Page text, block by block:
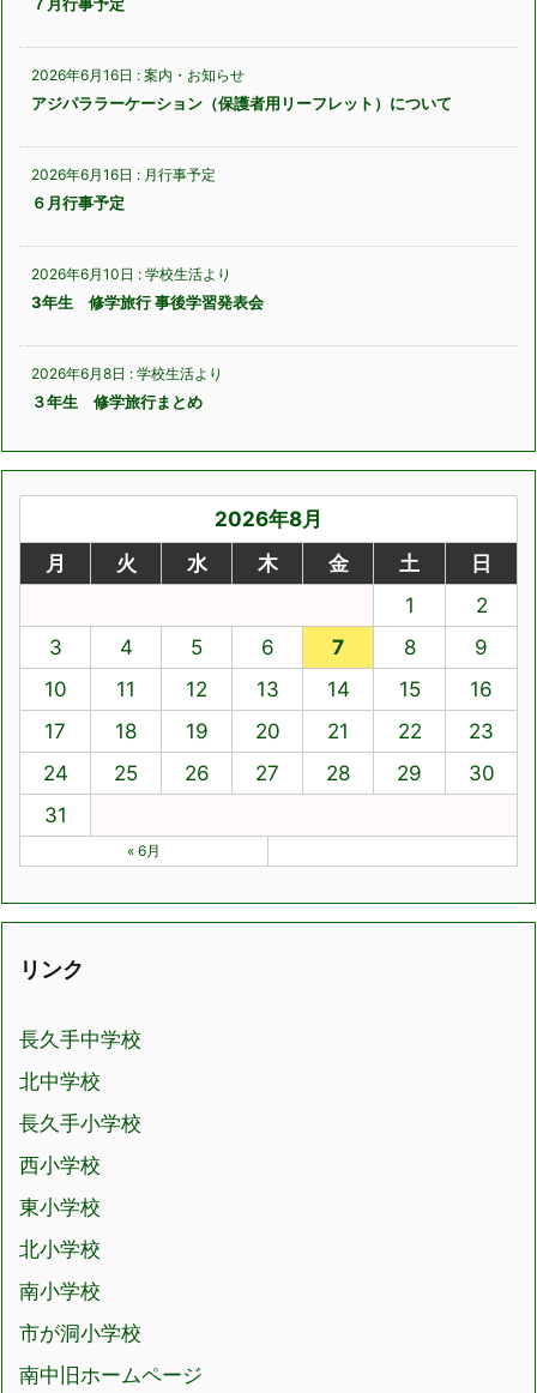
2026年6月16日 : 案内・お知らせ
アジパララーケーション（保護者用リーフレット）について
2026年6月16日 : 月行事予定
６月行事予定
2026年6月10日 : 学校生活より
3年生 修学旅行 事後学習発表会
2026年6月8日 : 学校生活より
３年生 修学旅行まとめ
2026年8月
月
火 水 木 金 土
日
1
2
3
4 5 6 7 8
9
10
11 12 13 14 15
16
17
18 19 20 21 22
23
24
25 26 27 28 29
30
31
« 6月
リンク
長久手中学校
北中学校
長久手小学校
西小学校
東小学校
北小学校
南小学校
市が洞小学校
南中旧ホームページ